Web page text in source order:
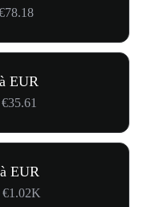
EUR
EUR